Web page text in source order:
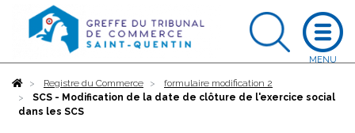
AccueilRegistre du Commerce
formulaire modification 2
SCS - Modification de la date de clôture de l'exercice social
dans les SCS